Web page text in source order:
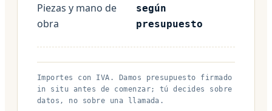
Piezas y mano de
obra
según
presupuesto
Importes con IVA. Damos presupuesto firmado
in situ antes de comenzar; tú decides sobre
datos, no sobre una llamada.